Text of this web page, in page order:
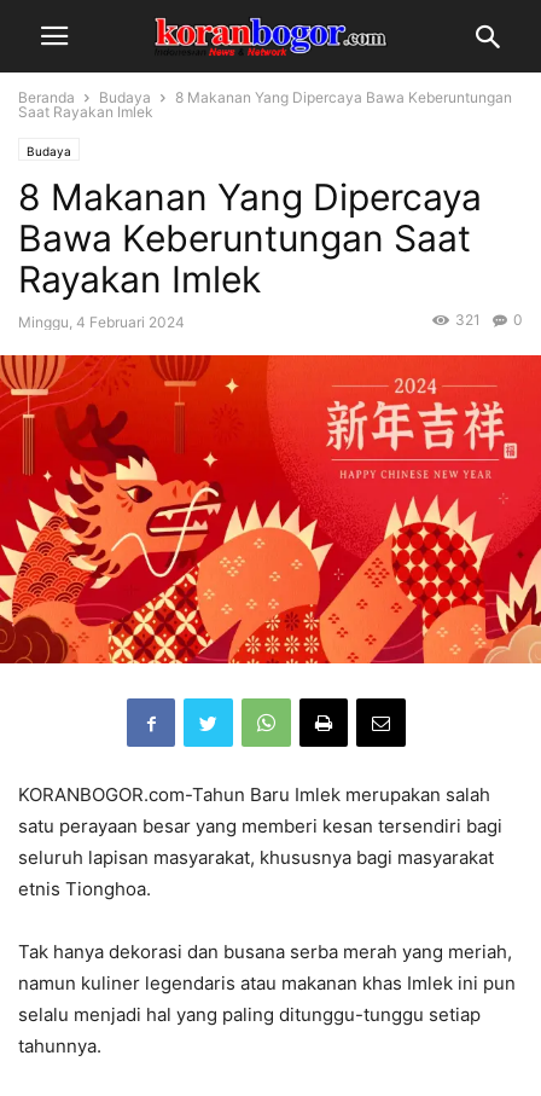
Beranda Budaya
8 Makanan Yang Dipercaya Bawa Keberuntungan
Saat Rayakan Imlek
Budaya
8 Makanan Yang Dipercaya
Bawa Keberuntungan Saat
Rayakan Imlek
Minggu, 4 Februari 2024 0
321
KORANBOGOR.com-Tahun Baru Imlek merupakan salah
satu perayaan besar yang memberi kesan tersendiri bagi
seluruh lapisan masyarakat, khususnya bagi masyarakat
etnis Tionghoa.
Tak hanya dekorasi dan busana serba merah yang meriah,
namun kuliner legendaris atau makanan khas Imlek ini pun
selalu menjadi hal yang paling ditunggu-tunggu setiap
tahunnya.